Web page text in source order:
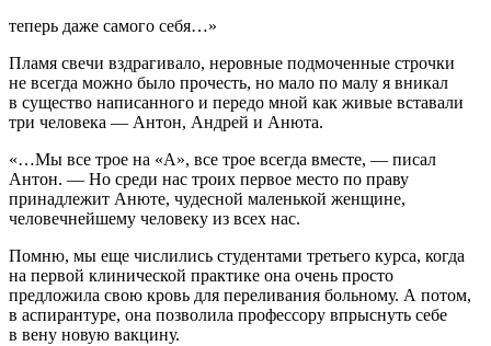
теперь даже самого себя…»
Пламя свечи вздрагивало, неровные подмоченные строчки
не всегда можно было прочесть, но мало по малу я вникал
в существо написанного и передо мной как живые вставали
три человека — Антон, Андрей и Анюта.
«…Мы все трое на «А», все трое всегда вместе, — писал
Антон. — Но среди нас троих первое место по праву
принадлежит Анюте, чудесной маленькой женщине,
человечнейшему человеку из всех нас.
Помню, мы еще числились студентами третьего курса, когда
на первой клинической практике она очень просто
предложила свою кровь для переливания больному. А потом,
в аспирантуре, она позволила профессору впрыснуть себе
в вену новую вакцину.